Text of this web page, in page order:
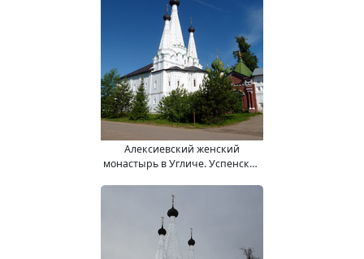
Алексиевский женский
монастырь в Угличе. Успенская